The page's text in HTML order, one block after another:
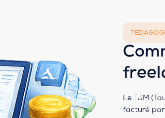
Le TJM
facturé